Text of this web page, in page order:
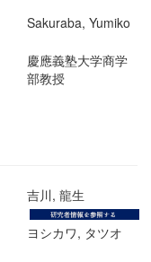
Sakuraba, Yumiko
慶應義塾大学商学
部教授
吉川, 龍生
ヨシカワ, タツオ